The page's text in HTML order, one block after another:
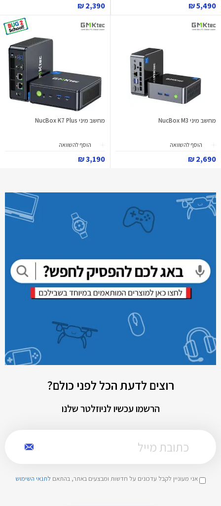
5,490 ₪
2,390 ₪
מחשב מיני NucBox M3
הוסף להשוואה
2,690 ₪
מחשב מיני NucBox K7 Plus
הוסף להשוואה
3,190 ₪
רוצים לדעת הכל לפני כולם?
הרשמו עכשיו לניוזלטר שלנו
אני מעוניין לקבל עדכונים על חדשות ומבצעים באתר, בהתאם לתנאי השימוש